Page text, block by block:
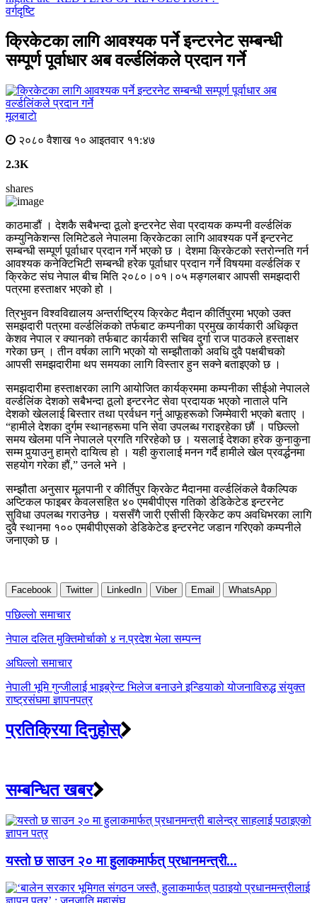
वर्गदृष्टि
क्रिकेटका लागि आवश्यक पर्ने इन्टरनेट सम्बन्धी
सम्पूर्ण पूर्वाधार अब वर्ल्डलिंकले प्रदान गर्ने
मूलबाटाे
२०८० वैशाख १० आइतवार ११:४७
2.3K
shares
काठमाडौं । देशकै सबैभन्दा ठूलो इन्टरनेट सेवा प्रदायक कम्पनी वर्ल्डलिंक
कम्युनिकेशन्स लिमिटेडले नेपालमा क्रिकेटका लागि आवश्यक पर्ने इन्टरनेट
सम्बन्धी सम्पूर्ण पूर्वाधार प्रदान गर्ने भएको छ । देशमा क्रिकेटको स्तरोन्नति गर्न
आवश्यक कनेक्टिभिटी सम्बन्धी हरेक पूर्वाधार प्रदान गर्ने विषयमा वर्ल्डलिंक र
क्रिकेट संघ नेपाल बीच मिति २०८०।०१।०५ मङ्गलबार आपसी समझदारी
पत्रमा हस्ताक्षर भएको हो ।
त्रिभुवन विश्वविद्यालय अन्तर्राष्ट्रिय क्रिकेट मैदान कीर्तिपुरमा भएको उक्त
समझदारी पत्रमा वर्ल्डलिंकको तर्फबाट कम्पनीका प्रमुख कार्यकारी अधिकृत
केशव नेपाल र क्यानको तर्फबाट कार्यकारी सचिव दुर्गा राज पाठकले हस्ताक्षर
गरेका छन् । तीन वर्षका लागि भएको यो सम्झौताको अवधि दुवै पक्षबीचको
आपसी समझदारीमा थप समयका लागि विस्तार हुन सक्ने बताइएको छ ।
समझदारीमा हस्ताक्षरका लागि आयोजित कार्यक्रममा कम्पनीका सीईओ नेपालले
वर्ल्डलिंक देशको सबैभन्दा ठूलो इन्टरनेट सेवा प्रदायक भएको नाताले पनि
देशको खेललाई बिस्तार तथा प्रर्वधन गर्नु आफूहरूको जिम्मेवारी भएको बताए ।
“हामीले देशका दुर्गम स्थानहरूमा पनि सेवा उपलब्ध गराइरहेका छौं । पछिल्लो
समय खेलमा पनि नेपालले प्रगति गरिरहेको छ । यसलाई देशका हरेक कुनाकुना
सम्म पुर्‍याउनु हाम्रो दायित्व हो । यही कुरालाई मनन गर्दै हामीले खेल प्रवर्द्धनमा
सहयोग गरेका हौं,” उनले भने ।
सम्झौता अनुसार मूलपानी र कीर्तिपुर क्रिकेट मैदानमा वर्ल्डलिंकले वैकल्पिक
अप्टिकल फाइबर केवलसहित ४० एमबीपीएस गतिको डेडिकेटेड इन्टरनेट
सुविधा उपलब्ध गराउनेछ । यससँगै जारी एसीसी क्रिकेट कप अवधिभरका लागि
दुवै स्थानमा १०० एमबीपीएसको डेडिकेटेड इन्टरनेट जडान गरिएको कम्पनीले
जनाएको छ ।
Facebook Twitter LinkedIn Viber Email WhatsApp
Post
navigation
पछिल्लाे समाचार
नेपाल दलित मुक्तिमोर्चाको ४ न.प्रदेश भेला सम्पन्न
अघिल्लाे समाचार
नेपाली भूमि गुन्जीलाई भाइब्रेन्ट भिलेज बनाउने इन्डियाको योजनाविरुद्ध संयुक्त
राष्ट्रसंघमा ज्ञापनपत्र
प्रतिक्रिया दिनुहोस्
सम्बन्धित खबर
यस्तो छ साउन २० मा हुलाकमार्फत् प्रधानमन्त्री...